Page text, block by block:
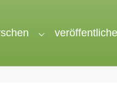
for "erfassen"
Submenu for